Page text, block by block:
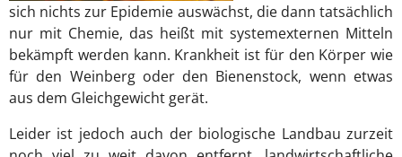
sich nichts zur Epidemie auswächst, die dann tatsächlich
nur mit Chemie, das heißt mit systemexternen Mitteln
bekämpft werden kann. Krankheit ist für den Körper wie
für den Weinberg oder den Bienenstock, wenn etwas
aus dem Gleichgewicht gerät.
Leider ist jedoch auch der biologische Landbau zurzeit